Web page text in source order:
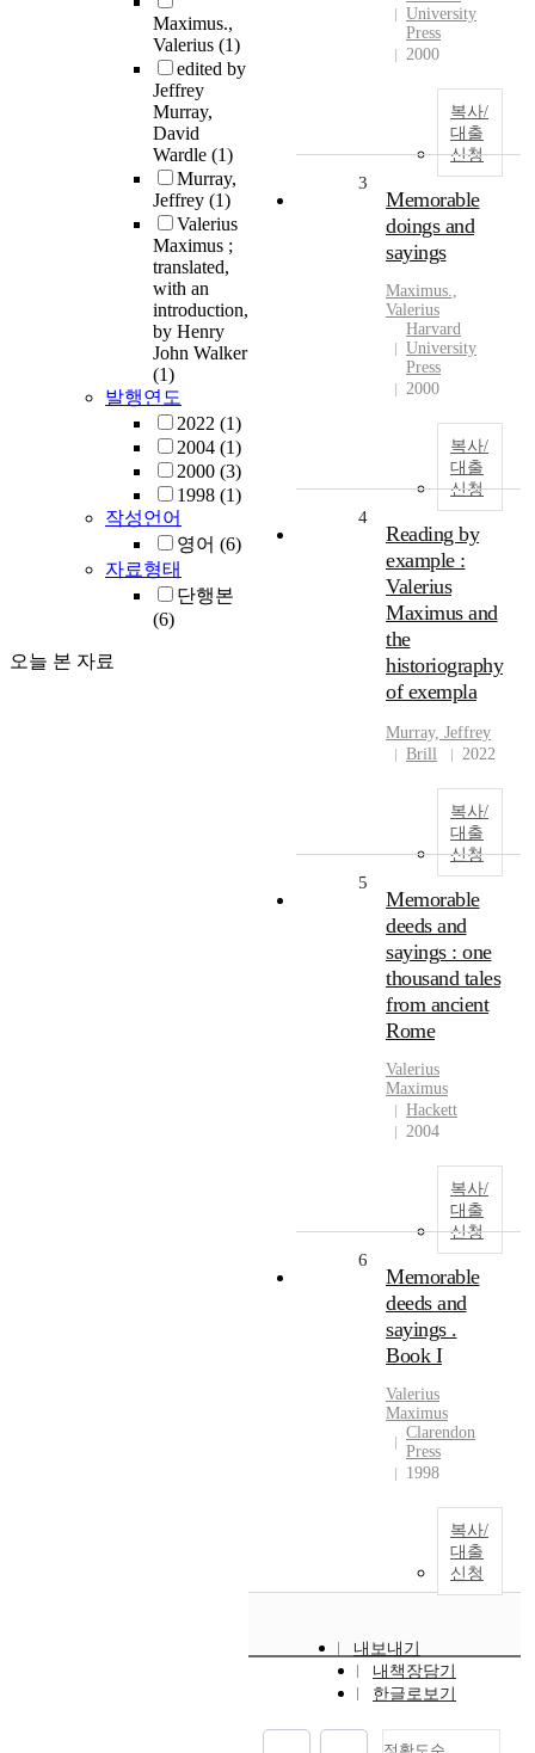
Maximus.,
Valerius (1)
edited by
Jeffrey
Murray,
David
Wardle (1)
Murray,
Jeffrey (1)
Valerius
Maximus ;
translated,
with an
introduction,
by Henry
John Walker
(1)
발행연도
2022 (1)
2004 (1)
2000 (3)
1998 (1)
작성언어
영어 (6)
자료형태
단행본
(6)
오늘 본 자료
University
Press
2000
복사/
대출
신청
3
Memorable
doings and
sayings
Maximus.,
Valerius
Harvard
University
Press
2000
복사/
대출
신청
4
Reading by
example :
Valerius
Maximus and
the
historiography
of exempla
Murray, Jeffrey
Brill
2022
복사/
대출
신청
5
Memorable
deeds and
sayings : one
thousand tales
from ancient
Rome
Valerius
Maximus
Hackett
2004
복사/
대출
신청
6
Memorable
deeds and
sayings .
Book I
Valerius
Maximus
Clarendon
Press
1998
복사/
대출
신청
내보내기
내책장담기
한글로보기